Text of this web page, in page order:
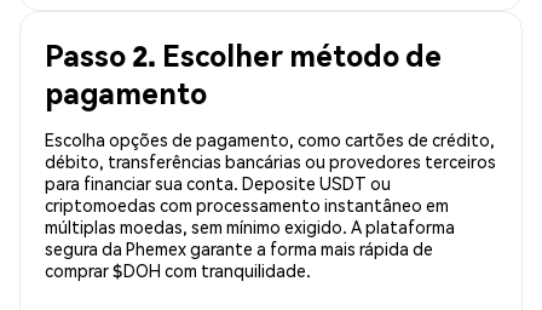
Passo 2. Escolher método de
pagamento
Escolha opções de pagamento, como cartões de crédito,
débito, transferências bancárias ou provedores terceiros
para financiar sua conta. Deposite USDT ou
criptomoedas com processamento instantâneo em
múltiplas moedas, sem mínimo exigido. A plataforma
segura da Phemex garante a forma mais rápida de
comprar $DOH com tranquilidade.